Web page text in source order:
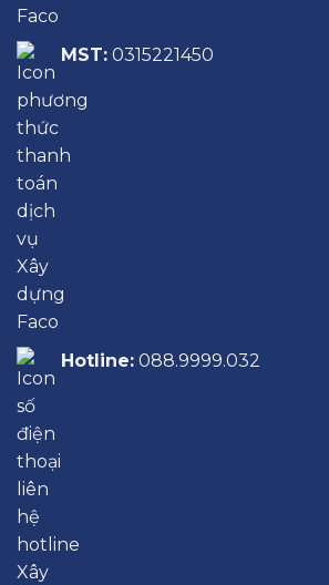
MST: 0315221450
Hotline: 088.9999.032